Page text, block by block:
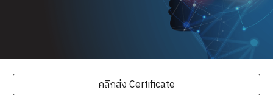
คลิกส่ง Certificate